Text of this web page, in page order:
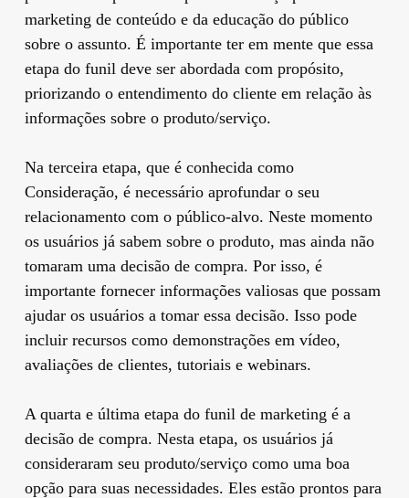
marketing de conteúdo e da educação do público
sobre o assunto. É importante ter em mente que essa
etapa do funil deve ser abordada com propósito,
priorizando o entendimento do cliente em relação às
informações sobre o produto/serviço.
Na terceira etapa, que é conhecida como
Consideração, é necessário aprofundar o seu
relacionamento com o público-alvo. Neste momento
os usuários já sabem sobre o produto, mas ainda não
tomaram uma decisão de compra. Por isso, é
importante fornecer informações valiosas que possam
ajudar os usuários a tomar essa decisão. Isso pode
incluir recursos como demonstrações em vídeo,
avaliações de clientes, tutoriais e webinars.
A quarta e última etapa do funil de marketing é a
decisão de compra. Nesta etapa, os usuários já
consideraram seu produto/serviço como uma boa
opção para suas necessidades. Eles estão prontos para